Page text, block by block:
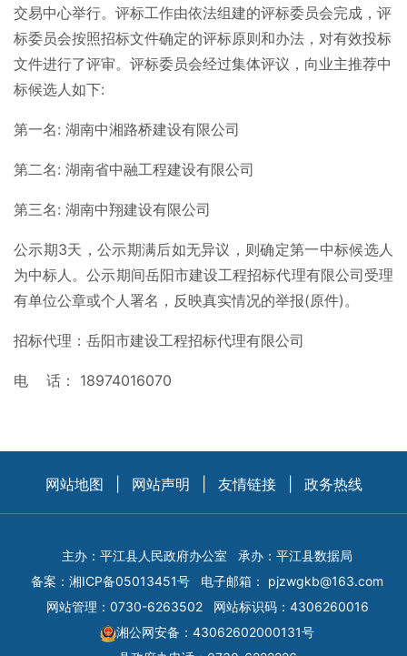
交易中心举行。评标工作由依法组建的评标委员会完成，评
标委员会按照招标文件确定的评标原则和办法，对有效投标
文件进行了评审。评标委员会经过集体评议，向业主推荐中
标候选人如下:
第一名: 湖南中湘路桥建设有限公司
第二名: 湖南省中融工程建设有限公司
第三名: 湖南中翔建设有限公司
公示期3天，公示期满后如无异议，则确定第一中标候选人
为中标人。公示期间岳阳市建设工程招标代理有限公司受理
有单位公章或个人署名，反映真实情况的举报(原件)。
招标代理：岳阳市建设工程招标代理有限公司
电 话： 18974016070
网站地图 网站声明 友情链接 政务热线
主办：平江县人民政府办公室
承办：平江县数据局
备案： 湘ICP备05013451号 电子邮箱： pjzwgkb@163.com
网站管理：0730-6263502
网站标识码：4306260016
湘公网安备：43062602000131号